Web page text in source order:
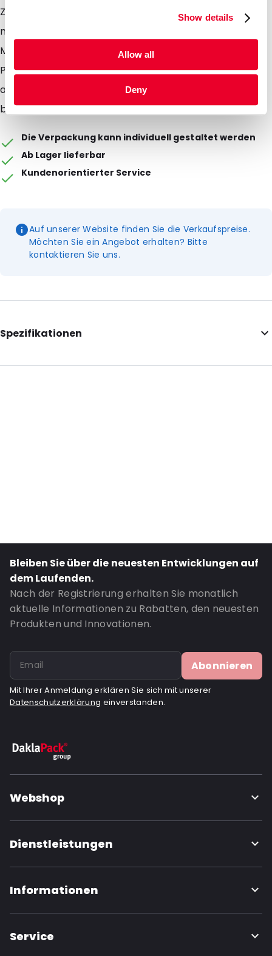
Show details
Allow all
Deny
Zwecke verwendbar und nutzbar. Denken Sie hier nur
mal an Ihre normale Hauspost, Rechnungen und
Mailings. Des weiteren ist es möglich die weissen
Papierumschläge mit Ihrem Firmenlogo oder einer
anderen Bedruckung zu versehen sowie vollflächig zu
bedrucken.
Die Verpackung kann individuell gestaltet werden
Ab Lager lieferbar
Kundenorientierter Service
Auf unserer Website finden Sie die Verkaufspreise.
Möchten Sie ein Angebot erhalten? Bitte
kontaktieren Sie uns.
Spezifikationen
Internal Length: 110
Bleiben Sie über die neuesten Entwicklungen auf
dem Laufenden.
Nach der Registrierung erhalten Sie monatlich
aktuelle Informationen zu Rabatten, den neuesten
Produkten und Innovationen.
Abonnieren
Mit Ihrer Anmeldung erklären Sie sich mit unserer
Datenschutzerklärung einverstanden.
Webshop
Dienstleistungen
Informationen
Service